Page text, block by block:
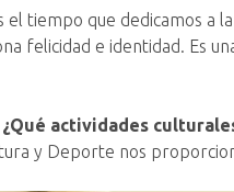
tiempo que dedicamos a
felicidad e identidad. Es
¿Qué actividades
y Deporte nos